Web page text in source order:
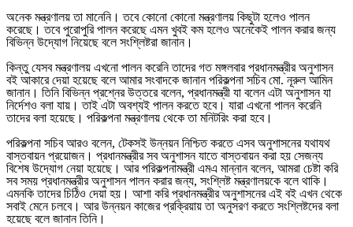
অনেক মন্ত্রণালয় তা মানেনি। তবে কোনো কোনো মন্ত্রণালয় কিছুটা হলেও পালন
করেছে। তবে পুরোপুরি পালন করেছে এমন খুবই কম হলেও অনেকেই পালন করার জন্য
বিভিন্ন উদ্যোগ নিয়েছে বলে সংশ্লিষ্টরা জানান।
কিন্তু যেসব মন্ত্রণালয় এখনো পালন করেনি তাদের গত মঙ্গলবার প্রধানমন্ত্রীর অনুশাসন
বই আকারে দেয়া হয়েছে বলে আমার সংবাদকে জানান পরিকল্পনা সচিব মো. নূরুল আমিন
জানান। তিনি বিভিন্ন প্রশ্নের উত্তরে বলেন, প্রধানমন্ত্রী যা বলেন এটা অনুশাসন যা
নির্দেশও বলা যায়। তাই এটা অবশ্যই পালন করতে হবে। যারা এখনো পালন করেনি
তাদের বলা হয়েছে। পরিকল্পনা মন্ত্রণালয় থেকে তা মনিটরিং করা হবে।
পরিকল্পনা সচিব আরও বলেন, টেকসই উন্নয়ন নিশ্চিত করতে এসব অনুশাসনের যথাযথ
বাস্তবায়ন প্রয়োজন। প্রধানমন্ত্রীর সব অনুশাসন যাতে বাস্তবায়ন করা হয় সেজন্য
বিশেষ উদ্যোগ নেয়া হয়েছে। আর পরিকল্পনামন্ত্রী এমএ মান্নান বলেন, আমরা চেষ্টা করি
সব সময় প্রধানমন্ত্রীর অনুশাসন পালন করার জন্য, সংশ্লিষ্ট মন্ত্রণালয়কে বলে থাকি।
এমনকি তাদের চিঠিও দেয়া হয়। আশা করি প্রধানমন্ত্রীর অনুশাসনের এই বই এখন থেকে
সবাই মেনে চলবে। আর উন্নয়ন কাজের প্রক্রিয়ায় তা অনুসরণ করতে সংশ্লিষ্টদের বলা
হয়েছে বলে জানান তিনি।